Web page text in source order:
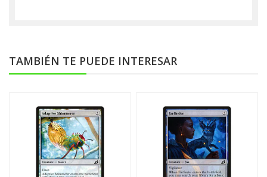
TAMBIÉN TE PUEDE INTERESAR